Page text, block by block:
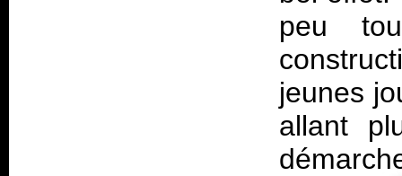
peu
jeunes
allant